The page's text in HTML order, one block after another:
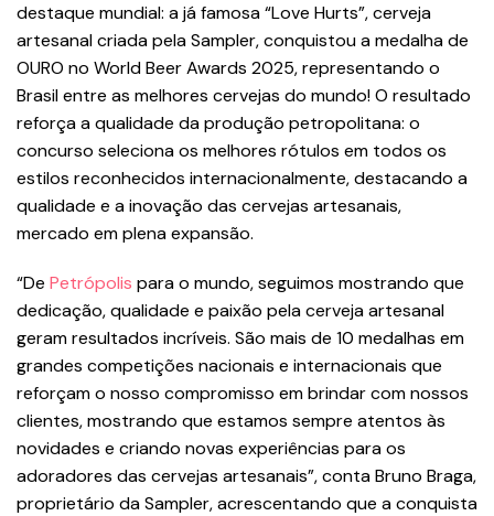
destaque mundial: a já famosa “Love Hurts”, cerveja
artesanal criada pela Sampler, conquistou a medalha de
OURO no World Beer Awards 2025, representando o
Brasil entre as melhores cervejas do mundo! O resultado
reforça a qualidade da produção petropolitana: o
concurso seleciona os melhores rótulos em todos os
estilos reconhecidos internacionalmente, destacando a
qualidade e a inovação das cervejas artesanais,
mercado em plena expansão.
“De Petrópolis para o mundo, seguimos mostrando que
dedicação, qualidade e paixão pela cerveja artesanal
geram resultados incríveis. São mais de 10 medalhas em
grandes competições nacionais e internacionais que
reforçam o nosso compromisso em brindar com nossos
clientes, mostrando que estamos sempre atentos às
novidades e criando novas experiências para os
adoradores das cervejas artesanais”, conta Bruno Braga,
proprietário da Sampler, acrescentando que a conquista